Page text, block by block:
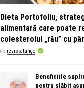
Dieta Portofoliu,
alimentară care poate
colesterolul „rău” cu
de revistatango
Beneficiile
pentru slăbit